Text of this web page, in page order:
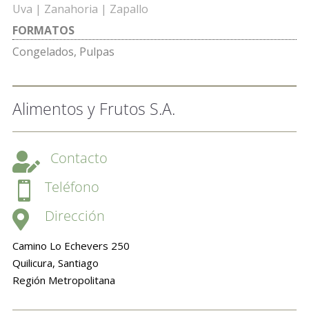
Uva | Zanahoria | Zapallo
FORMATOS
Congelados, Pulpas
Alimentos y Frutos S.A.
 Contacto
 Teléfono
 Dirección
Camino Lo Echevers 250
Quilicura, Santiago
Región Metropolitana